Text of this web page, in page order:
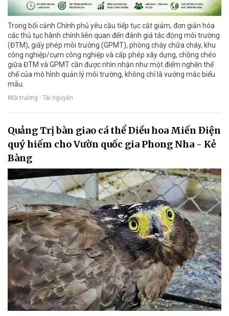
Trong bối cảnh Chính phủ yêu cầu tiếp tục cắt giảm, đơn giản hóa
các thủ tục hành chính liên quan đến đánh giá tác động môi trường
(ĐTM), giấy phép môi trường (GPMT), phòng cháy chữa cháy, khu
công nghiệp/cụm công nghiệp và cấp phép xây dựng, chồng chéo
giữa ĐTM và GPMT cần được nhìn nhận như một điểm nghẽn thể
chế của mô hình quản lý môi trường, không chỉ là vướng mắc biểu
mẫu.
Môi trường - Tài nguyên
Quảng Trị bàn giao cá thể Diều hoa Miến Điện
quý hiếm cho Vườn quốc gia Phong Nha - Kẻ
Bàng